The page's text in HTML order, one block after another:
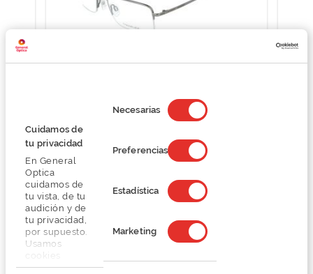
Cuidamos de
tu privacidad
En General
Optica
cuidamos de
tu vista, de tu
audición y de
tu privacidad,
por supuesto.
Usamos
propias y de
de
consentimiento
Necesarias
Preferencias
Estadística
Marketing
Eschenbach 820554
O preço inclui apenas a armação
184,90 €
Detalhes